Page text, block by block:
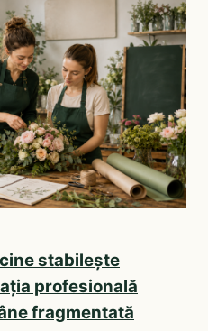
stabilește
profesională
fragmentată